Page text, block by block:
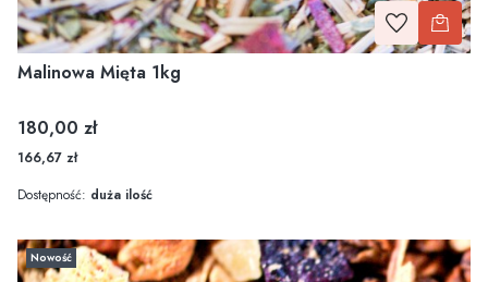
Malinowa Mięta 1kg
Cena
180,00 zł
166,67 zł
Dostępność: duża ilość
Nowość